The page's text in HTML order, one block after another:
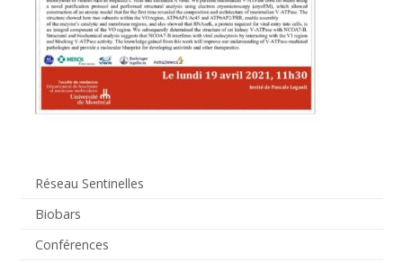
Réseau Sentinelles
Biobars
Conférences